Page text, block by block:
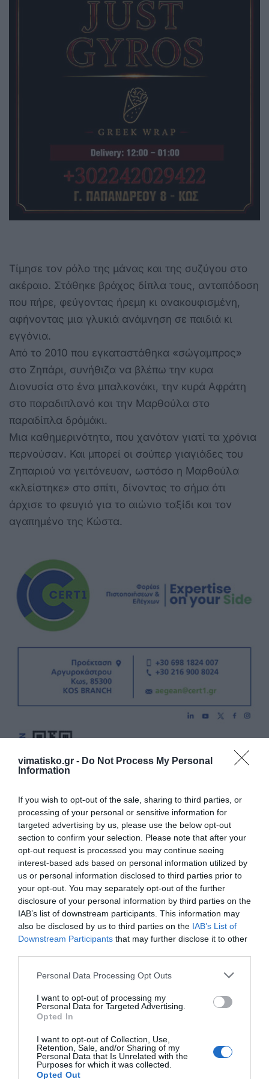
vimatisko.gr - Do Not Process My Personal
Information
If you wish to opt-out of the sale, sharing to third parties, or
processing of your personal or sensitive information for
targeted advertising by us, please use the below opt-out
section to confirm your selection. Please note that after your
opt-out request is processed you may continue seeing
interest-based ads based on personal information utilized by
us or personal information disclosed to third parties prior to
your opt-out. You may separately opt-out of the further
disclosure of your personal information by third parties on the
IAB’s list of downstream participants. This information may
also be disclosed by us to third parties on the IAB’s List of
Downstream Participants that may further disclose it to other
Personal Data Processing Opt Outs
I want to opt-out of processing my
Personal Data for Targeted Advertising.
Opted In
I want to opt-out of Collection, Use,
Retention, Sale, and/or Sharing of my
Personal Data that Is Unrelated with the
Purposes for which it was collected.
Opted Out
Τίμησε τον ρόλο της μάνας και της συζύγου στο
ακέραιο. Στάθηκε βράχος δίπλα τους, ανταπόδοση
που πήρε, φεύγοντας ήρεμη κι ανακουφισμένη,
αφήνοντας μια γλυκιά ανάμνηση σε παιδιά κι
εγγόνια.
Από το 2010 που εγκαταστάθηκα «σώγαμπρος»
στο Ζηπάρι, συνήθιζα να βλέπω την κυρα
Διονυσία στο ένα μπαλκονάκι, την κυρά Αφράτη
στο παραδιπλανό και την Μαρθούλα στο
παραδίπλα δρόμάκι.
Μια καθημερινότητα, που χανόταν γιατί τα χρόνια
περνούσαν. Και μπορεί οι σούπερ γιαγιάδες του
Ζηπαριού να γειτόνευαν, ωστόσο η Μαρθούλα
«κλείστηκε» στο σπίτι, δίνοντας το σήμα ότι
άρχισε το φευγιό για το αιώνιο ταξίδι και τον
αγαπημένο της Κώστα.
Για να συναντήσει τον άνθρωπό της, που της είπε
ότι θα έρθουν για 2 χρόνια στο Ασφενδιού, και
λόγω της αγάπης τους έμεινε 55!
Αγάπησε - μέσα από τον Κώστα της - όλους τους
Ασφενδιανούς, αλλά κι αγαπήθηκε από αυτούς.
Άλλωστε, μια ήταν η Μάρθα του Ζηπαριού, η
αγαπητή μας Μαρθούλα, της οποίας η παρουσία
ήδη μας λείπει από το μπαλκονάκι της, που είναι
σκοτεινό.
Ο Θεός να την αναπαύει και να της χαρίσει μια
Θερμά συλλυπητήρια στην Πόπη και στον Τάκη,
καθώς στα εγγόνια και στους λοιπούς συγγενείς
και οικείους.